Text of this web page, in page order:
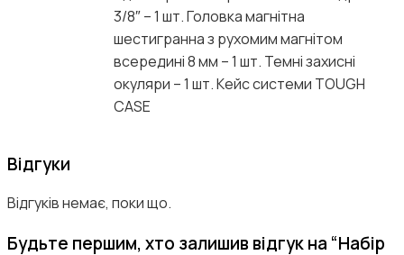
3/8″ – 1 шт. Головка магнітна
шестигранна з рухомим магнітом
всередині 8 мм – 1 шт. Темні захисні
окуляри – 1 шт. Кейс системи TOUGH
CASE
Відгуки
Відгуків немає, поки що.
Будьте першим, хто залишив відгук на “Набір